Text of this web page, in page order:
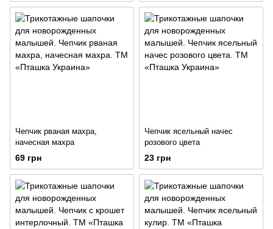
Чепчик рваная махра,
начесная махра
69 грн
Чепчик ясельный начес
розового цвета
23 грн